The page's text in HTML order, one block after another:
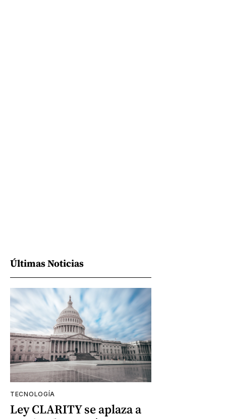
Últimas Noticias
TECNOLOGÍA
Ley CLARITY se aplaza a